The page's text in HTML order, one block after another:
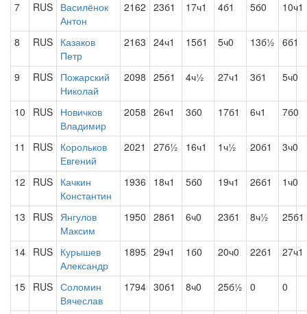
7 RUS Василёнок
Антон
2162 23б1 17ч1 4б1 5б0 10ч1
8 RUS Казаков
Петр
2163 24ч1 15б1 5ч0 13б½ 6б1
9 RUS Пожарский
Николай
2098 25б1 4ч½ 27ч1 3б1 5ч0
10 RUS Новичков
Владимир
2058 26ч1 3б0 17б1 6ч1 7б0
11 RUS Корольков
Евгений
2021 27б½ 16ч1 1ч½ 20б1 3ч0
12 RUS Качкин
Константин
1936 18ч1 5б0 19ч1 26б1 1ч0
13 RUS Янгулов
Максим
1950 28б1 6ч0 23б1 8ч½ 25б1
14 RUS Курышев
Александр
1895 29ч1 1б0 20ч0 22б1 27ч1
15 RUS Соломин
Вячеслав
1794 30б1 8ч0 25б½ 0 0